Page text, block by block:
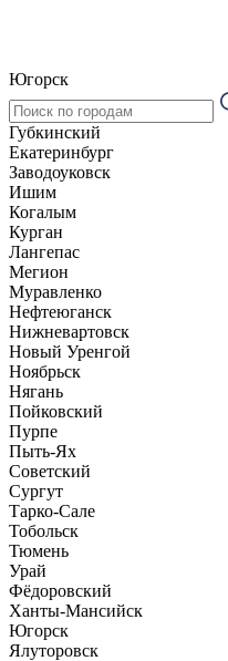
Югорск
Губкинский
Екатеринбург
Заводоуковск
Ишим
Когалым
Курган
Лангепас
Мегион
Муравленко
Нефтеюганск
Нижневартовск
Новый Уренгой
Ноябрьск
Нягань
Пойковский
Пурпе
Пыть-Ях
Советский
Сургут
Тарко-Сале
Тобольск
Тюмень
Урай
Фёдоровский
Ханты-Мансийск
Югорск
Ялуторовск